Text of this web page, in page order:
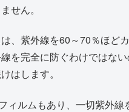
せん。
、紫外線を60～70％ほど
を完全に防ぐわけではな
はします。
ィルムもあり、一切紫外線